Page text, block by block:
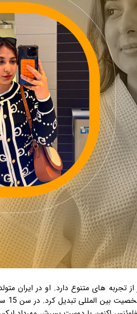
های متنوع دارد. او در ایران